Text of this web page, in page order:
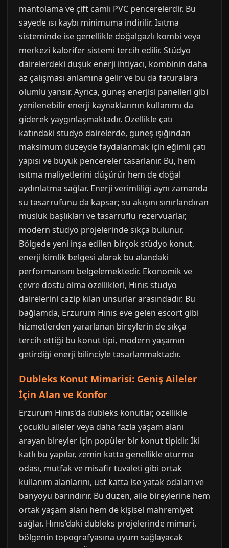
mantolama ve çift camlı PVC pencerelerdir. Bu
sayede ısı kaybı minimuma indirilir. Isıtma
sisteminde ise genellikle doğalgazlı kombi veya
merkezi kalorifer sistemi tercih edilir. Stüdyo
dairelerdeki düşük enerji ihtiyacı, kombinin daha
az çalışması anlamına gelir ve bu da faturalara
olumlu yansır. Ayrıca, güneş enerjisi panelleri gibi
yenilenebilir enerji kaynaklarının kullanımı da
giderek yaygınlaşmaktadır. Özellikle çatı
katındaki stüdyo dairelerde, güneş ışığından
maksimum düzeyde faydalanmak için eğimli çatı
yapısı ve büyük pencereler tasarlanır. Bu, hem
ısıtma maliyetlerini düşürür hem de doğal
aydınlatma sağlar. Enerji verimliliği aynı zamanda
su tasarrufunu da kapsar; su akışını sınırlandıran
musluk başlıkları ve tasarruflu rezervuarlar,
modern stüdyo projelerinde sıkça bulunur.
Bölgede yeni inşa edilen birçok stüdyo konut,
enerji kimlik belgesi alarak bu alandaki
performansını belgelemektedir. Ekonomik ve
çevre dostu olma özellikleri, Hınıs stüdyo
dairelerini cazip kılan unsurlar arasındadır. Bu
bağlamda, Erzurum Hınıs eve gelen escort gibi
hizmetlerden yararlanan bireylerin de sıkça
tercih ettiği bu konut tipi, modern yaşamın
getirdiği enerji bilinciyle tasarlanmaktadır.
Dubleks Konut Mimarisi: Geniş Aileler
İçin Alan ve Konfor
Erzurum Hınıs'da dubleks konutlar, özellikle
çocuklu aileler veya daha fazla yaşam alanı
arayan bireyler için popüler bir konut tipidir. İki
katlı bu yapılar, zemin katta genellikle oturma
odası, mutfak ve misafir tuvaleti gibi ortak
kullanım alanlarını, üst katta ise yatak odaları ve
banyoyu barındırır. Bu düzen, aile bireylerine hem
ortak yaşam alanı hem de kişisel mahremiyet
sağlar. Hınıs’daki dubleks projelerinde mimari,
bölgenin topografyasına uyum sağlayacak